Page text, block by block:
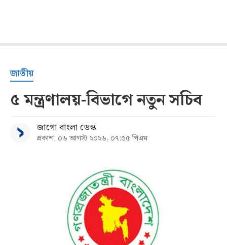
জাতীয়
৫ মন্ত্রণালয়-বিভাগে নতুন সচিব
জাগো বাংলা ডেস্ক
প্রকাশ: ০৬ আগস্ট ২০২৬, ০৭:৫৫ পিএম